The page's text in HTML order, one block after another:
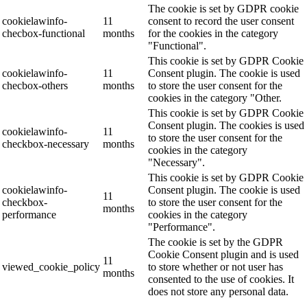
cookielawinfo-
checbox-functional
11
months
The cookie is set by GDPR cookie
consent to record the user consent
for the cookies in the category
"Functional".
cookielawinfo-
checbox-others
11
months
This cookie is set by GDPR Cookie
Consent plugin. The cookie is used
to store the user consent for the
cookies in the category "Other.
cookielawinfo-
checkbox-necessary
11
months
This cookie is set by GDPR Cookie
Consent plugin. The cookies is used
to store the user consent for the
cookies in the category
"Necessary".
cookielawinfo-
checkbox-
performance
11
months
This cookie is set by GDPR Cookie
Consent plugin. The cookie is used
to store the user consent for the
cookies in the category
"Performance".
viewed_cookie_policy
11
months
The cookie is set by the GDPR
Cookie Consent plugin and is used
to store whether or not user has
consented to the use of cookies. It
does not store any personal data.